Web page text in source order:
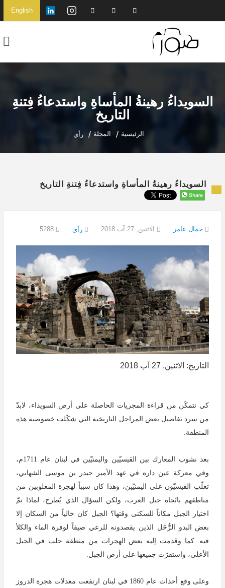
English
السويداءُ رهينةُ المأساةِ واستدعاءُ فِتنةِ
التاريخ
الرئيسية المجلة رأي
السويداءُ رهينةُ المأساةِ واستدعاءُ فِتنةِ التاريخ
جمال عامر الاثنين, 27 آب 2018 رأي
التاريخ: الاثنين, 27 آب 2018
كي نتمكّن من قراءة المجريات الحاصلة على أرض السويداء، لابدّ
من سرد تفاصيل بعض المراحل التاريخية التي شكّلت خصوصية هذه
المنطقة.
بعد نشوب المعارك بين القيسيّين واليمنيّين في لبنان عام 1711م،
وفي معركة عين داره في عهد الأمير حيدر بن موسى الشهابي،
تغلّب القيسيّون على اليمنيّين، وهذا كان سبباً لهجرة المغلوبين من
مناطقهم باتّجاه جبل العرب، ولكن السؤال الذي يُطرح، لماذا تمّ
اختيار الجبل مكاناً للسكنى وقتها؟ الجبل كان خالياً من السكان إلا
بعض البدو الرُّحّل الذين يقصدونه للرعي صيفاً لوفرة الماء والكلأ
فيه. كما وقدمت إليه بعض الهجرات من منطقة حلب في الجبل
الأعلى، واستقرّت جميعها على أرض الجبل.
وعلى وقع أحداث عام 1860 في لبنان ارتفعت معدلات هجرة الدروز